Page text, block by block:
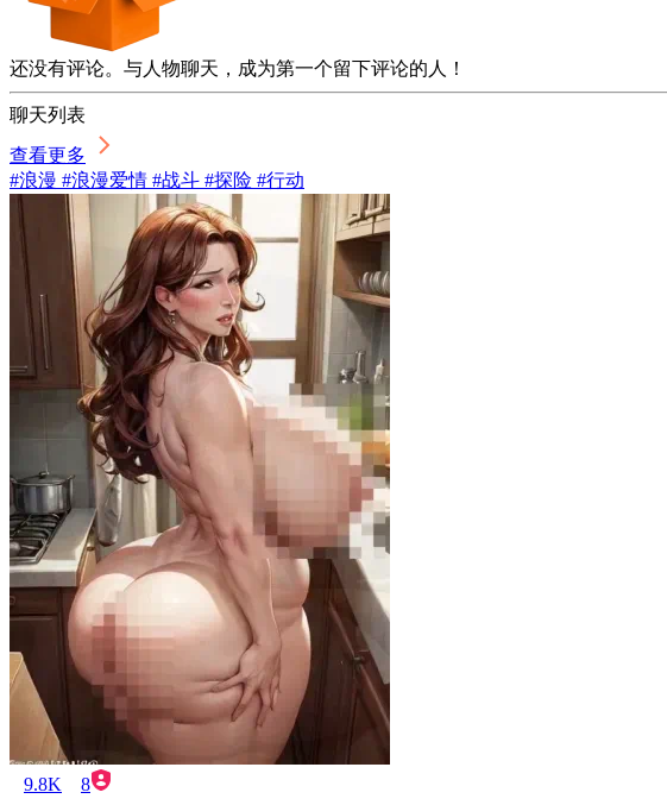
还没有评论。与人物聊天，成为第一个留下评论的人！
聊天列表
查看更多
#浪漫 #浪漫爱情 #战斗 #探险 #行动
9.8K 8